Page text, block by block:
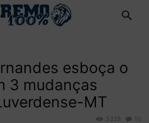
esboça o
3 mudanças
MT
10
3328